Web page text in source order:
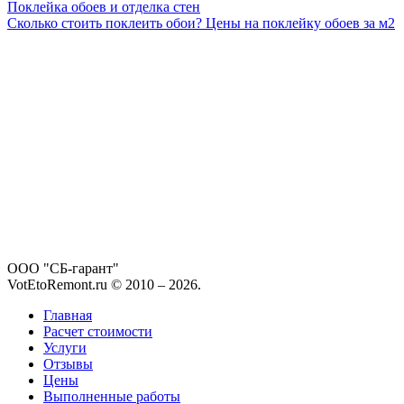
Поклейка обоев и отделка стен
Сколько стоить поклеить обои? Цены на поклейку обоев за м2
ООО "СБ-гарант"
VotEtoRemont.ru © 2010 – 2026.
Главная
Расчет стоимости
Услуги
Отзывы
Цены
Выполненные работы